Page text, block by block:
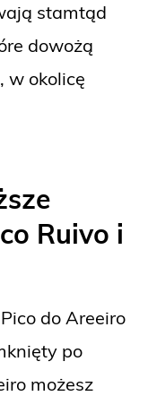
stamtąd
dowożą
w okolicę
Ruivo i
do Areeiro
po
możesz